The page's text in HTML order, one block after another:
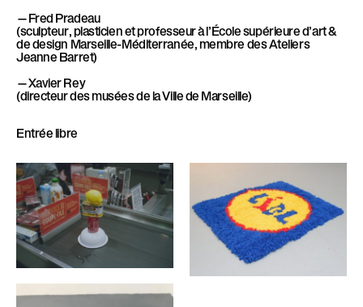
—Fred Pradeau
(sculpteur, plasticien et professeur à l’École supérieure d’art &
de design Marseille-Méditerranée, membre des Ateliers
Jeanne Barret)
—Xavier Rey
(directeur des musées de la Ville de Marseille)
Entrée libre